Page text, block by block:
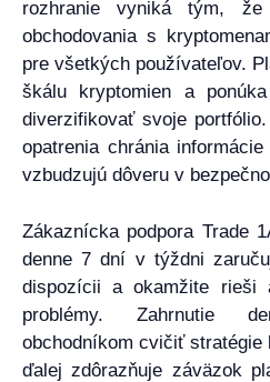
rozhranie vyniká tým, že
obchodovania s
pre všetkých používateľov.
škálu kryptomien a
diverzifikovať svoje
opatrenia chránia
vzbudzujú dôveru v
Zákaznícka podpora Trade
denne 7 dní v týždni
dispozícii a okamžite rieši
problémy. Zahrnutie
obchodníkom cvičiť stratégie
ďalej zdôrazňuje záväzok